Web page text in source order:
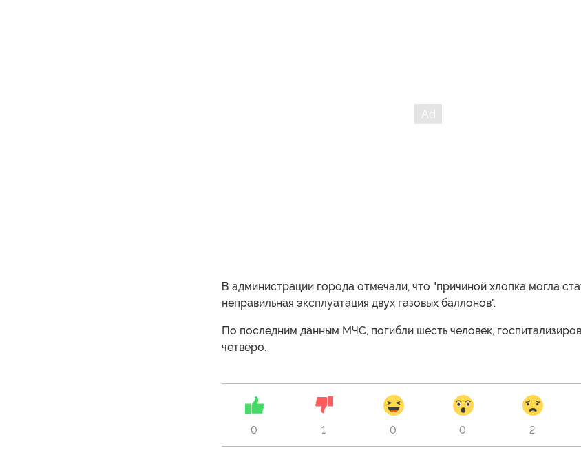
В администрации города отмечали, что "причиной хлопка могла
неправильная эксплуатация двух газовых баллонов".
По последним данным МЧС, погибли шесть человек,
четверо.
0 1 0 0 2